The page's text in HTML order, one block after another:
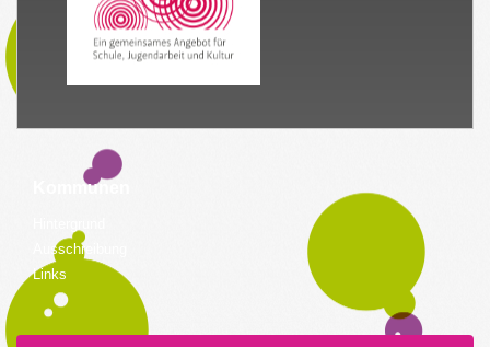
Kommunen
Ausschreibung
Links